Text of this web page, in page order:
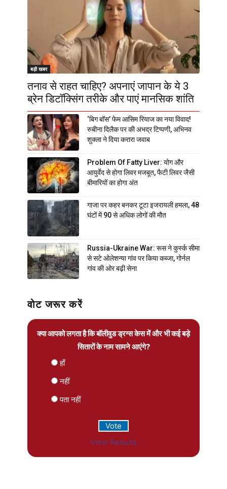
बड़ी खबर
तनाव से राहत चाहिए? अपनाएं जापान के ये 3
ब्रेन डिटॉक्सिंग तरीके और पाएं मानसिक शांति
‘बिग बॉस’ फेम आसिम रियाज का नया विवाद!
रुबीना दिलैक पर की अभद्र टिप्पणी, अभिनव
शुक्ला ने दिया करारा जवाब
Problem Of Fatty Liver: योग और
आयुर्वेद से होगा लिवर मजबूत, फैटी लिवर जैसी
बीमारियों का होगा अंत
गाजा पर कहर बनकर टूटा इजरायली हमला, 48
घंटों में 90 से अधिक लोगों की मौत
Russia-Ukraine War: रूस ने कुर्स्क सीमा
से सटे ओलेशन्या गांव पर किया कब्जा, गोर्नल
गांव की ओर बढ़ी सेना
वोट जरूर करें
क्या आपको लगता है कि बॉलीवुड ड्रग्स केस में और भी कई बड़े
सितारों के नाम सामने आएंगे?
हाँ
नहीं
पता नहीं
View Results